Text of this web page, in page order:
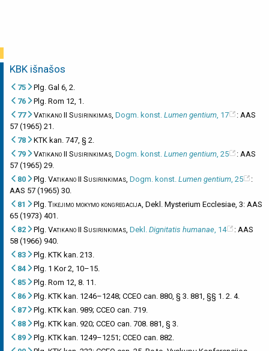
KBK išnašos
75
Plg. Gal 6, 2.
76
Plg. Rom 12, 1.
77
Vatikano II Susirinkimas, Dogm. konst. Lumen gentium, 17
: AAS
57 (1965) 21.
78
KTK kan. 747, § 2.
79
Vatikano II Susirinkimas, Dogm. konst. Lumen gentium, 25
: AAS
57 (1965) 29.
80
Plg. Vatikano II Susirinkimas, Dogm. konst. Lumen gentium, 25
:
AAS 57 (1965) 30.
81
Plg.Tikėjimo mokymo kongregacija, Dekl. Mysterium Ecclesiae, 3: AAS
65 (1973) 401.
82
Plg. Vatikano II Susirinkimas, Dekl. Dignitatis humanae, 14
: AAS
58 (1966) 940.
83
Plg. KTK kan. 213.
84
Plg. 1 Kor 2, 10–15.
85
Plg. Rom 12, 8. 11.
86
Plg. KTK kan. 1246–1248; CCEO can. 880, § 3. 881, §§ 1. 2. 4.
87
Plg. KTK kan. 989; CCEO can. 719.
88
Plg. KTK kan. 920; CCEO can. 708. 881, § 3.
89
Plg. KTK kan. 1249–1251; CCEO can. 882.